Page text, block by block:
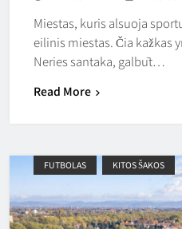
Miestas, kuris alsuoja
eilinis miestas. Čia kažkas
Neries santaka, galbūt…
Read More
FUTBOLAS KITOS ŠAKOS